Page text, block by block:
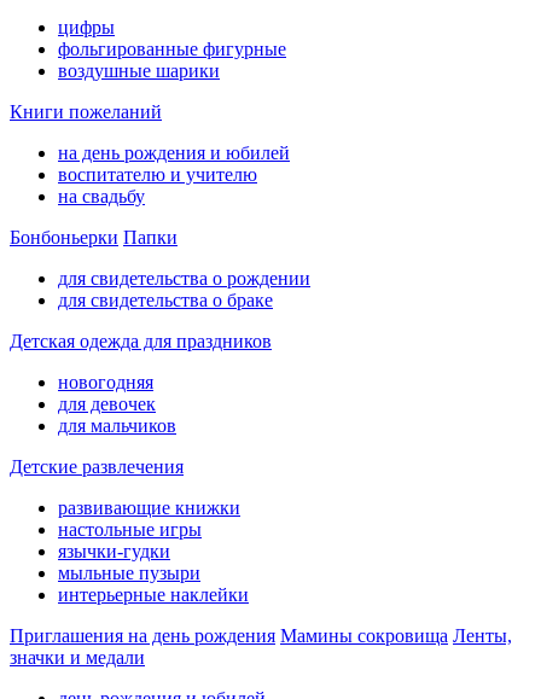
цифры
фольгированные фигурные
воздушные шарики
Книги пожеланий
на день рождения и юбилей
воспитателю и учителю
на свадьбу
Бонбоньерки Папки
для свидетельства о рождении
для свидетельства о браке
Детская одежда для праздников
новогодняя
для девочек
для мальчиков
Детские развлечения
развивающие книжки
настольные игры
язычки-гудки
мыльные пузыри
интерьерные наклейки
Приглашения на день рождения Мамины сокровища Ленты,
значки и медали